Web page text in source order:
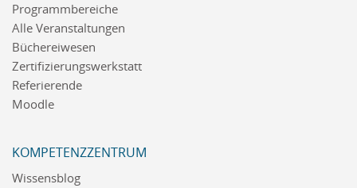
Programmbereiche
Alle Veranstaltungen
Büchereiwesen
Zertifizierungswerkstatt
Referierende
Moodle
KOMPETENZZENTRUM
Wissensblog